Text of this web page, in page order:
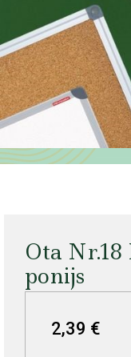
Ota Nr.18
ponijs
2,39 €